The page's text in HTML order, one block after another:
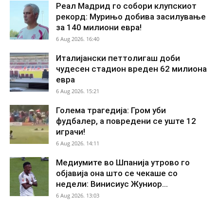
Реал Мадрид го собори клупскиот
рекорд: Мурињо добива засилување
за 140 милиони евра!
6 Aug 2026. 16:40
Италијански петтолигаш доби
чудесен стадион вреден 62 милиона
евра
6 Aug 2026. 15:21
Голема трагедија: Гром уби
фудбалер, а повредени се уште 12
играчи!
6 Aug 2026. 14:11
Медиумите во Шпанија утрово го
објавија она што се чекаше со
недели: Винисиус Жуниор...
6 Aug 2026. 13:03